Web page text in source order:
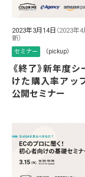
2023年3月14日 （2023年
新）
セミナー （pickup）
《終了》新年度
けた購入率アッ
公開セミナー